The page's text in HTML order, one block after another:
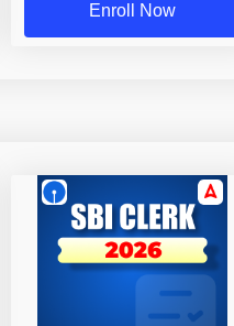
Enroll Now